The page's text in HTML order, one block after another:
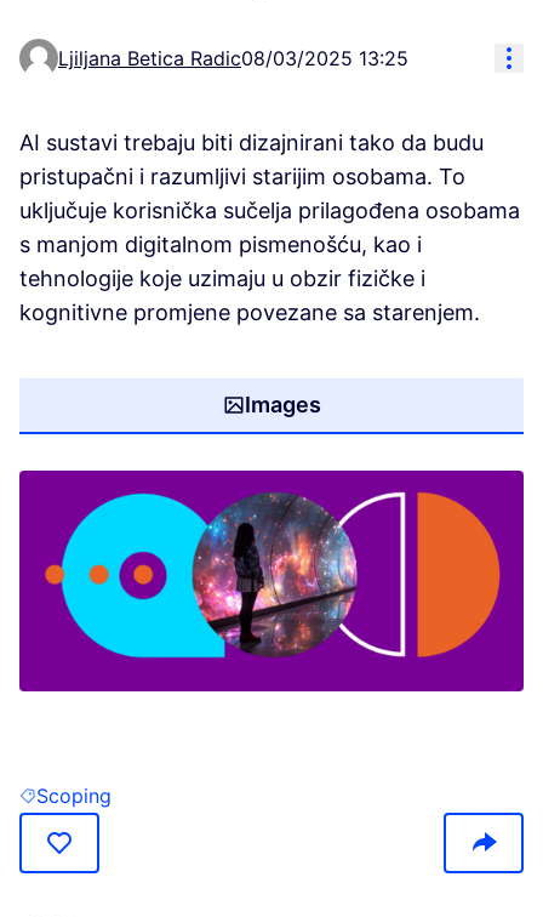
Ljiljana Betica Radic08/03/2025 13:25
AI sustavi trebaju biti dizajnirani tako da budu
pristupačni i razumljivi starijim osobama. To
uključuje korisnička sučelja prilagođena osobama
s manjom digitalnom pismenošću, kao i
tehnologije koje uzimaju u obzir fizičke i
kognitivne promjene povezane sa starenjem.
Images
Filter results for: Scoping
Scoping